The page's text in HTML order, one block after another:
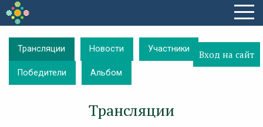
Трансляции Новости Участники
Победители Альбом
Трансляции
Вход на сайт